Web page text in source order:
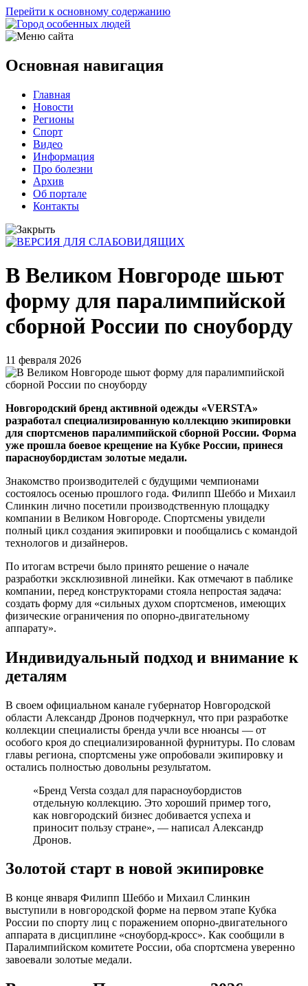
Перейти к основному содержанию
Основная навигация
Главная
Новости
Регионы
Спорт
Видео
Информация
Про болезни
Архив
Об портале
Контакты
В Великом Новгороде шьют
форму для паралимпийской
сборной России по сноуборду
11 февраля 2026
Новгородский бренд активной одежды «VERSTA»
разработал специализированную коллекцию экипировки
для спортсменов паралимпийской сборной России. Форма
уже прошла боевое крещение на Кубке России, принеся
парасноубордистам золотые медали.
Знакомство производителей с будущими чемпионами
состоялось осенью прошлого года. Филипп Шеббо и Михаил
Слинкин лично посетили производственную площадку
компании в Великом Новгороде. Спортсмены увидели
полный цикл создания экипировки и пообщались с командой
технологов и дизайнеров.
По итогам встречи было принято решение о начале
разработки эксклюзивной линейки. Как отмечают в паблике
компании, перед конструкторами стояла непростая задача:
создать форму для «сильных духом спортсменов, имеющих
физические ограничения по опорно-двигательному
аппарату».
Индивидуальный подход и внимание к
деталям
В своем официальном канале губернатор Новгородской
области Александр Дронов подчеркнул, что при разработке
коллекции специалисты бренда учли все нюансы — от
особого кроя до специализированной фурнитуры. По словам
главы региона, спортсмены уже опробовали экипировку и
остались полностью довольны результатом.
«Бренд Versta создал для парасноубордистов
отдельную коллекцию. Это хороший пример того,
как новгородский бизнес добивается успеха и
приносит пользу стране», — написал Александр
Дронов.
Золотой старт в новой экипировке
В конце января Филипп Шеббо и Михаил Слинкин
выступили в новгородской форме на первом этапе Кубка
России по спорту лиц с поражением опорно-двигательного
аппарата в дисциплине «сноуборд-кросс». Как сообщили в
Паралимпийском комитете России, оба спортсмена уверенно
завоевали золотые медали.